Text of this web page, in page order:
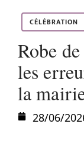
CÉLÉBRATION
Robe
les
la
28/06/